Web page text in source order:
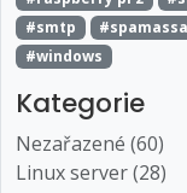
#smtp
#windows
Kategorie
Nezařazené (60)
Linux server (28)